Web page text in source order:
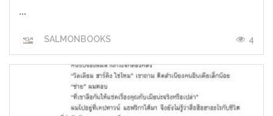
...
SALMONBOOKS 4